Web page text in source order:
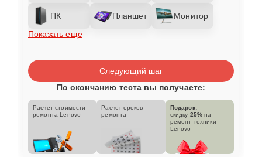
ПК Планшет
Монитор
Показать еще
Следующий шаг
По окончанию теста вы получаете:
Расчет стоимости
ремонта Lenovo
Расчет сроков
ремонта
Подарок:
скидку 25% на
ремонт техники
Lenovo